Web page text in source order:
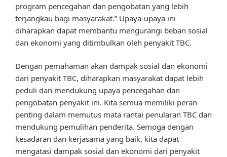
program pencegahan dan pengobatan yang lebih
terjangkau bagi masyarakat.” Upaya-upaya ini
diharapkan dapat membantu mengurangi beban sosial
dan ekonomi yang ditimbulkan oleh penyakit TBC.
Dengan pemahaman akan dampak sosial dan ekonomi
dari penyakit TBC, diharapkan masyarakat dapat lebih
peduli dan mendukung upaya pencegahan dan
pengobatan penyakit ini. Kita semua memiliki peran
penting dalam memutus mata rantai penularan TBC dan
mendukung pemulihan penderita. Semoga dengan
kesadaran dan kerjasama yang baik, kita dapat
mengatasi dampak sosial dan ekonomi dari penyakit